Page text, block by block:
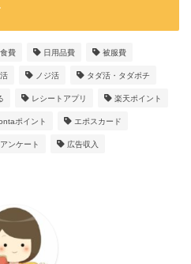
食費 日用品費 被服費
ノジ活 タダ活・タダポチ
レシートアプリ 楽天ポイント
ポイント エポスカード
アンケート 広告収入